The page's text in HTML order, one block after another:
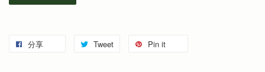
分享 Tweet Pin it